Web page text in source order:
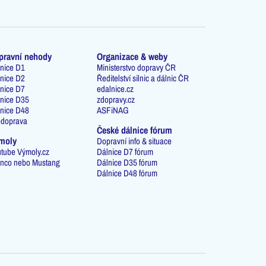
nehody
D1
D2
D7
D35
D48
Výmoly.cz
nebo Mustang
Organizace & weby
Ministerstvo dopravy ČR
Ředitelství silnic a dálnic ČR
edalnice.cz
zdopravy.cz
ASFiNAG
České dálnice fórum
Dopravní info & situace
Dálnice D7 fórum
Dálnice D35 fórum
Dálnice D48 fórum